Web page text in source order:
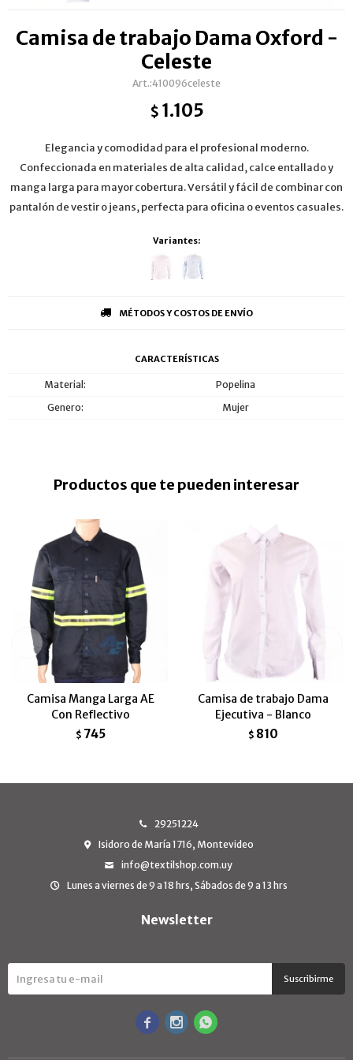
Camisa de trabajo Dama Oxford -
Celeste
410096celeste
$ 1.105
Elegancia y comodidad para el profesional moderno.
Confeccionada en materiales de alta calidad, calce entallado y
manga larga para mayor cobertura. Versátil y fácil de combinar con
pantalón de vestir o jeans, perfecta para oficina o eventos casuales.
Variantes:
MÉTODOS Y COSTOS DE ENVÍO
CARACTERÍSTICAS
Material
Popelina
Genero
Mujer
Productos que te pueden interesar
Camisa Manga Larga AE
Con Reflectivo
$ 745
Camisa de trabajo Dama
Ejecutiva - Blanco
$ 810
29251224
Isidoro de María 1716, Montevideo
info@textilshop.com.uy
Lunes a viernes de 9 a 18 hrs, Sábados de 9 a 13 hrs
Newsletter
Suscribirme
  